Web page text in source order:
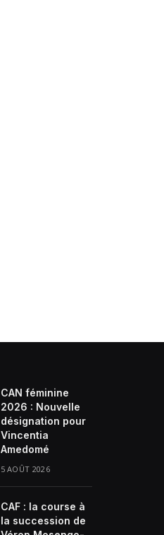
CAN féminine
2026 : Nouvelle
désignation pour
Vincentia
Amedomé
5 AOÛT 2026
CAF : la course à
la succession de